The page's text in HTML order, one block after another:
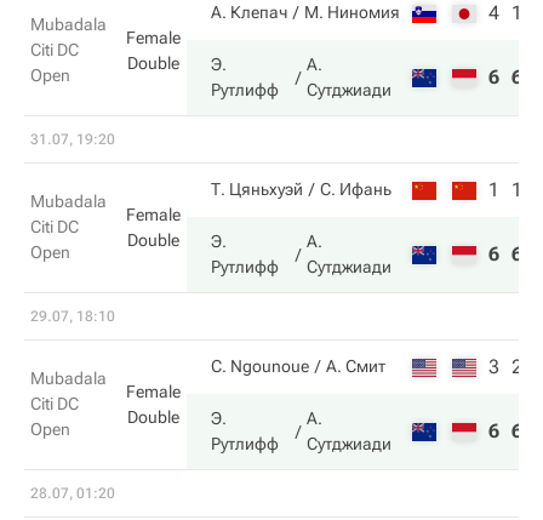
Mubadala
Citi DC
Open
Female
Double
А. Клепач М. Ниномия 4 1
Э.
Рутлифф
А.
Сутджиади
6 6
31.07, 19:20
Mubadala
Citi DC
Open
Female
Double
Т. Цяньхуэй С. Ифань 1 1
Э.
Рутлифф
А.
Сутджиади
6 6
29.07, 18:10
Mubadala
Citi DC
Open
Female
Double
C. Ngounoue А. Смит 3 2
Э.
Рутлифф
А.
Сутджиади
6 6
28.07, 01:20